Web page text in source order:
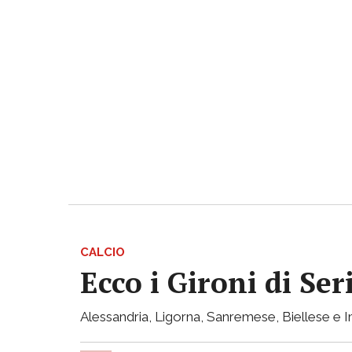
CALCIO
Ecco i Gironi di
Alessandria, Ligorna, Sanremese, Biellese e